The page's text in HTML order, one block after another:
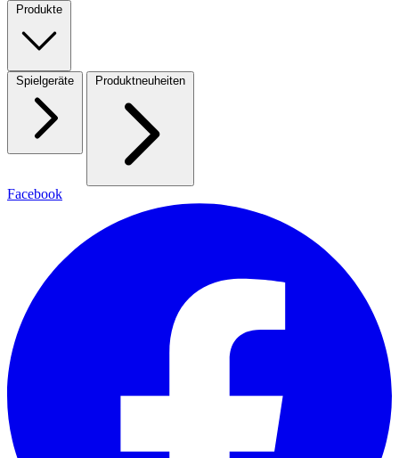
Produkte
Spielgeräte Produktneuheiten
Facebook